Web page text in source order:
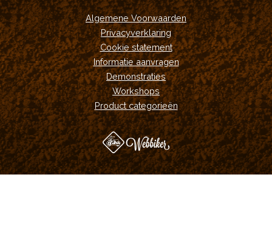
Algemene Voorwaarden
Privacyverklaring
Cookie statement
Informatie aanvragen
Demonstraties
Workshops
Product categorieën